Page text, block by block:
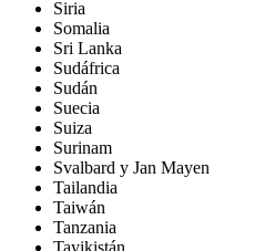
Siria
Somalia
Sri Lanka
Sudáfrica
Sudán
Suecia
Suiza
Surinam
Svalbard y Jan Mayen
Tailandia
Taiwán
Tanzania
Tayikistán